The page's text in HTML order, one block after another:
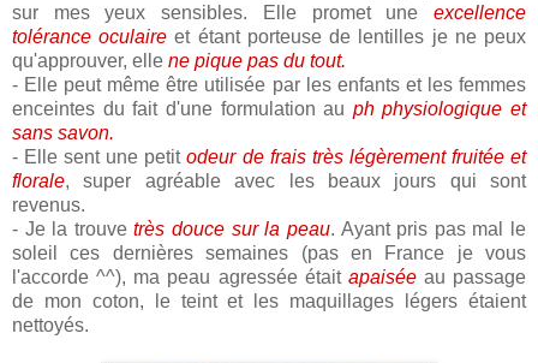
sur mes yeux sensibles. Elle promet une excellence
tolérance oculaireet étant porteuse de lentilles je ne peux
qu'approuver, elle ne pique pas du tout.
- Elle peut même être utilisée par les enfants et les femmes
enceintes du fait d'une formulation au ph physiologique et
sans savon.
- Elle sent une petitodeur de frais très légèrement fruitée et
florale, super agréable avec les beaux jours qui sont
revenus.
- Je la trouvetrès douce sur la peau. Ayant pris pas mal le
soleil ces dernières semaines (pas en France je vous
l'accorde ^^), ma peau agressée était apaisée au passage
de mon coton, le teint et les maquillages légers étaient
nettoyés.